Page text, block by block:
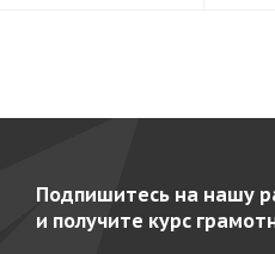
Подпишитесь на нашу
и получите курс